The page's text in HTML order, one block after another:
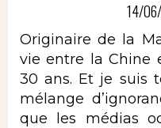
14/
Originaire de la
vie entre la Chine
30 ans. Et je suis
mélange
que les médias